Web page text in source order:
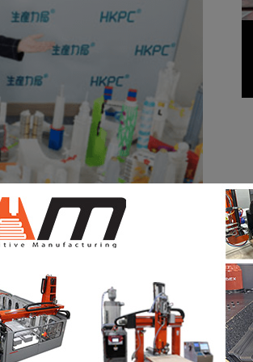
encourager les étudiants à se